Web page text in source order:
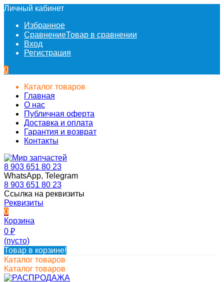
Личный кабинет
Избранное
СравнениеТовар в сравнении
Вход
Регистрация
0
Каталог товаров
Главная
О нас
Публичная оферта
Доставка и оплата
Гарантия и возврат
Контакты
8 903 651 80 23
WhatsApp, Telegram
8 903 651 80 23
Ссылка на реквизиты
Реквизиты
0
Корзина
0 ₽
(пусто)
Товар в корзине!
Каталог товаров
Каталог товаров